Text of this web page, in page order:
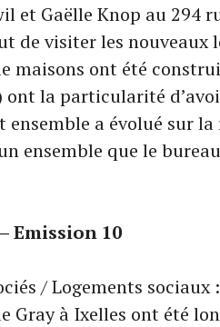
et Gaëlle Knop au 294
de visiter les nouveaux
maisons ont été
ont la particularité
a évolué sur
ensemble que le
Emission 10
/ Logements sociaux
Gray à Ixelles ont été